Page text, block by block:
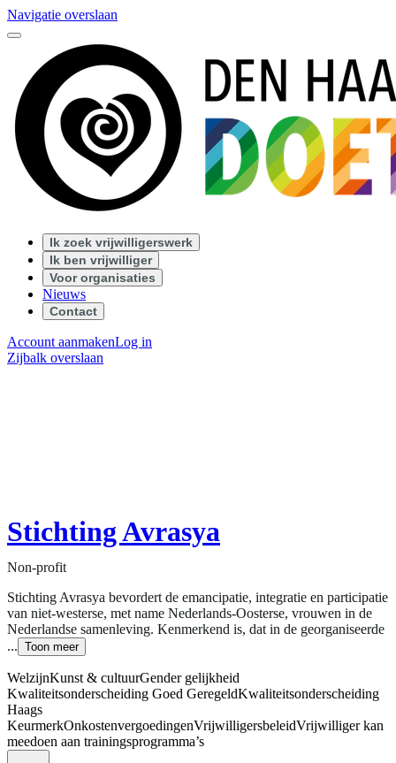
Navigatie overslaan
Ik zoek vrijwilligerswerk
Ik ben vrijwilliger
Voor organisaties
Nieuws
Contact
Account aanmakenLog in
Zijbalk overslaan
Stichting Avrasya
Non-profit
Stichting Avrasya bevordert de emancipatie, integratie en participatie
van niet-westerse, met name Nederlands-Oosterse, vrouwen in de
Nederlandse samenleving. Kenmerkend is, dat in de georganiseerde
... Toon meer
WelzijnKunst & cultuurGender gelijkheid
Kwaliteitsonderscheiding Goed GeregeldKwaliteitsonderscheiding
Haags
KeurmerkOnkostenvergoedingenVrijwilligersbeleidVrijwilliger kan
meedoen aan trainingsprogramma’s